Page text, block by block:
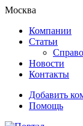
Skip
navigation
Skip
content
Москва
Компании
Статьи
Новости
Контакты
Добавить
Помощь